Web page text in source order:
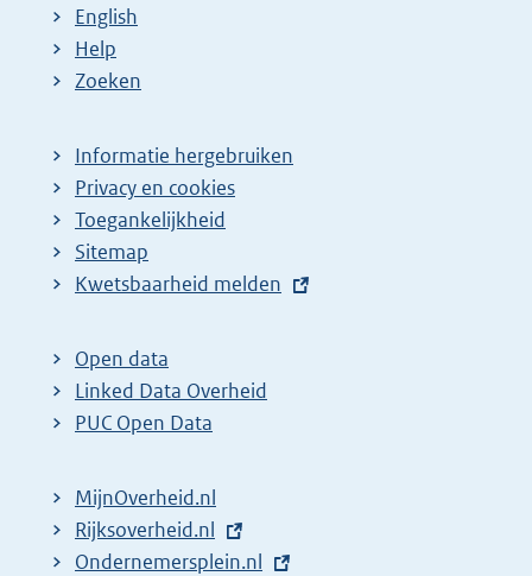
English
Help
Zoeken
Informatie hergebruiken
Privacy en cookies
Toegankelijkheid
Sitemap
E
t
e
r
l
i
Kwetsbaarheid melden
Open data
Linked Data Overheid
PUC Open Data
MijnOverheid.nl
E
x
Rijksoverheid.nl
E
Ondernemersplein.nl